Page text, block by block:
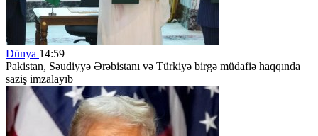
Dünya 14:59
Pakistan, Səudiyyə Ərəbistanı və Türkiyə birgə müdafiə haqqında
saziş imzalayıb